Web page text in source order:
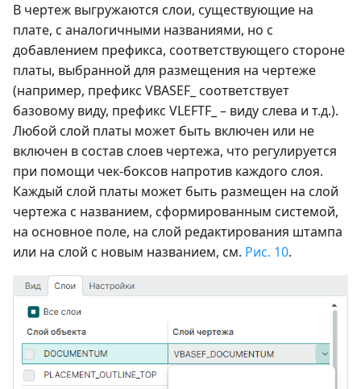
В чертеж выгружаются слои, существующие на
плате, с аналогичными названиями, но с
добавлением префикса, соответствующего стороне
платы, выбранной для размещения на чертеже
(например, префикс VBASEF_ соответствует
базовому виду, префикс VLEFTF_ – виду слева и т.д.).
Любой слой платы может быть включен или не
включен в состав слоев чертежа, что регулируется
при помощи чек-боксов напротив каждого слоя.
Каждый слой платы может быть размещен на слой
чертежа с названием, сформированным системой,
на основное поле, на слой редактирования штампа
или на слой с новым названием, см. Рис. 10.